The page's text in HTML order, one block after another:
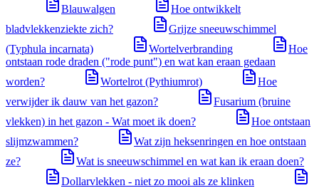
Blauwalgen
Hoe ontwikkelt
bladvlekkenziekte zich?
Grijze sneeuwschimmel
(Typhula incarnata)
Wortelverbranding
Hoe
ontstaan rode draden ("rode punt") en wat kan eraan gedaan
worden?
Wortelrot (Pythiumrot)
Hoe
verwijder ik dauw van het gazon?
Fusarium (bruine
vlekken) in het gazon - Wat moet ik doen?
Hoe ontstaan
slijmzwammen?
Wat zijn heksenringen en hoe ontstaan
ze?
Wat is sneeuwschimmel en wat kan ik eraan doen?
Dollarvlekken - niet zo mooi als ze klinken